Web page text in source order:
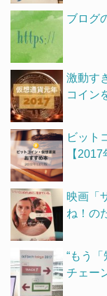
ブログ
激動す
コイン
ビット
【2017
映画「
ね！の
“もう
チェー